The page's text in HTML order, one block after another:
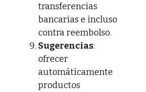
transferencias
bancarias e incluso
contra reembolso.
Sugerencias:
ofrecer
automáticamente
productos